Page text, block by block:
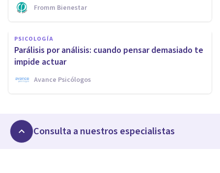
Fromm Bienestar
PSICOLOGÍA
Parálisis por análisis: cuando pensar demasiado te
impide actuar
Avance Psicólogos
Consulta a nuestros especialistas